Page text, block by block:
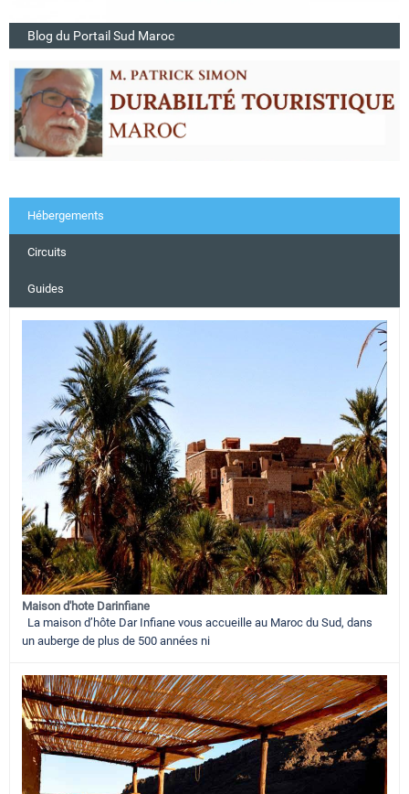
Blog du Portail Sud Maroc
Hébergements
Circuits
Guides
Maison d'hote Darinfiane
La maison d’hôte Dar Infiane vous accueille au Maroc du Sud, dans
un auberge de plus de 500 années ni